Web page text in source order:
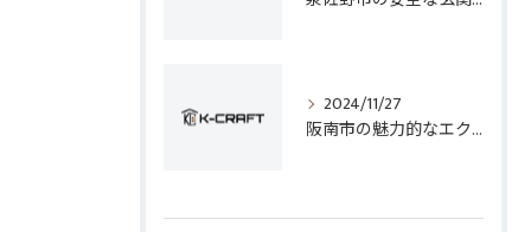
2024/11/27
阪南市の魅力的なエクステリアデザイン